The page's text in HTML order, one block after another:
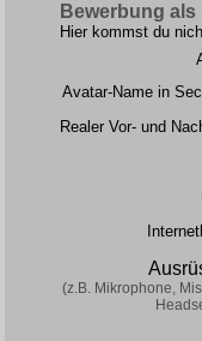
Bewerbung als
Hier kommst du
Avatar-Name in
Realer Vor- und
(z.B. Mikrophone,